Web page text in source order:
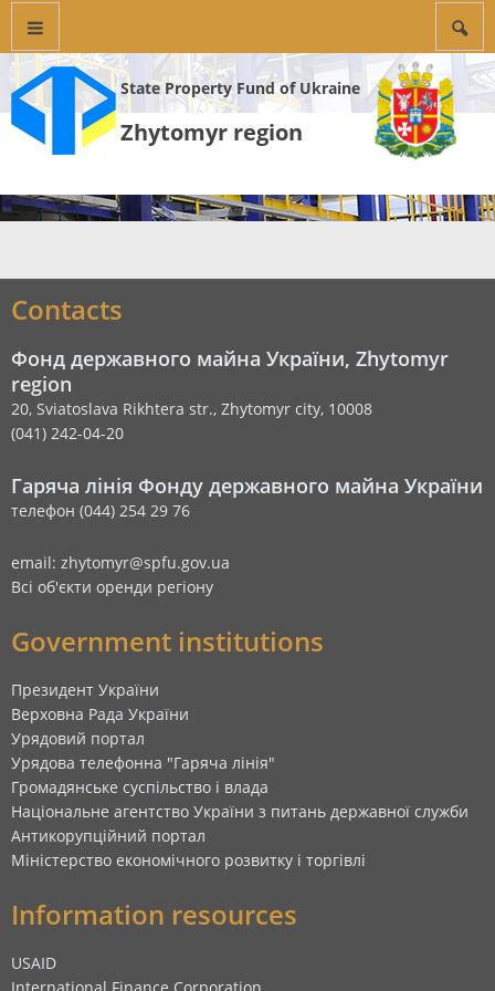
State Property Fund of Ukraine
Zhytomyr region
Contacts
Фонд державного майна України, Zhytomyr
region
20, Sviatoslava Rikhtera str., Zhytomyr city, 10008
(041) 242-04-20
Гаряча лінія Фонду державного майна України
телефон (044) 254 29 76
email: zhytomyr@spfu.gov.ua
Всі об'єкти оренди регіону
Government institutions
Президент України
Верховна Рада України
Урядовий портал
Урядова телефонна "Гаряча лінія"
Громадянське суспільство і влада
Національне агентство України з питань державної служби
Антикорупційний портал
Міністерство економічного розвитку і торгівлі
Information resources
USAID